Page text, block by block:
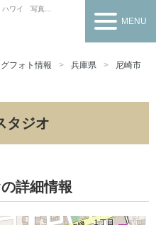
真だけの結婚式
MENU
フォト情報 兵庫県 尼崎市
タジオ
詳細情報